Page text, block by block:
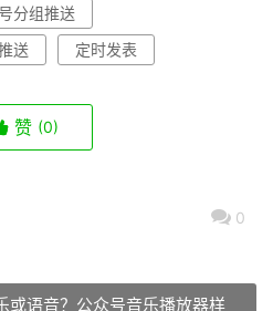
分组推送
送 定时发表
赞 (0)
0
或语音？公众号音乐播放器样